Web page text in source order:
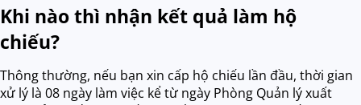
Khi nào thì nhận kết quả làm hộ
chiếu?
Thông thường, nếu bạn xin cấp hộ chiếu lần đầu, thời gian
xử lý là 08 ngày làm việc kể từ ngày Phòng Quản lý xuất